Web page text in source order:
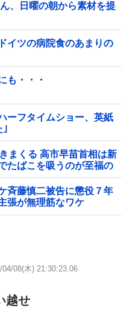
、日曜の朝から素材を提
イツの病院食のあまりの
も・・・
ーフタイムショー、英紙
｣
まくる 高市早苗首相は新
たばこを吸うのが至福の
斉藤慎二被告に懲役７年
張が無理筋なワケ
04/08(木) 21:30:23.06
越せ